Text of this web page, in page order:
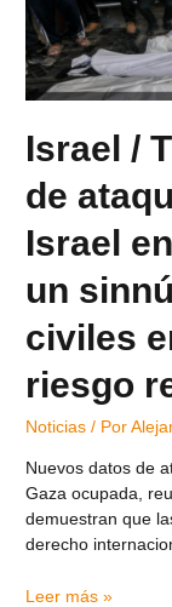
Israel /
de
Israel
un
civiles
riesgo
Noticias / Por
Nuevos datos de
Gaza ocupada,
demuestran que
derecho
Leer más »